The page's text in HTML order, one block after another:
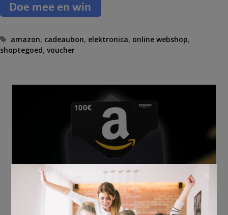
T
a
amazon, cadeaubon, elektronica, online webshop,
shoptegoed, voucher